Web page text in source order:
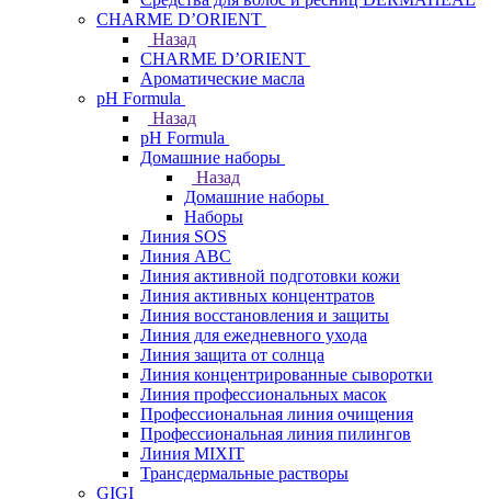
CHARME D’ORIENT
Назад
CHARME D’ORIENT
Ароматические масла
pH Formula
Назад
pH Formula
Домашние наборы
Назад
Домашние наборы
Наборы
Линия SOS
Линия АВС
Линия активной подготовки кожи
Линия активных концентратов
Линия восстановления и защиты
Линия для ежедневного ухода
Линия защита от солнца
Линия концентрированные сыворотки
Линия профессиональных масок
Профессиональная линия очищения
Профессиональная линия пилингов
Линия MIXIT
Трансдермальные растворы
GIGI